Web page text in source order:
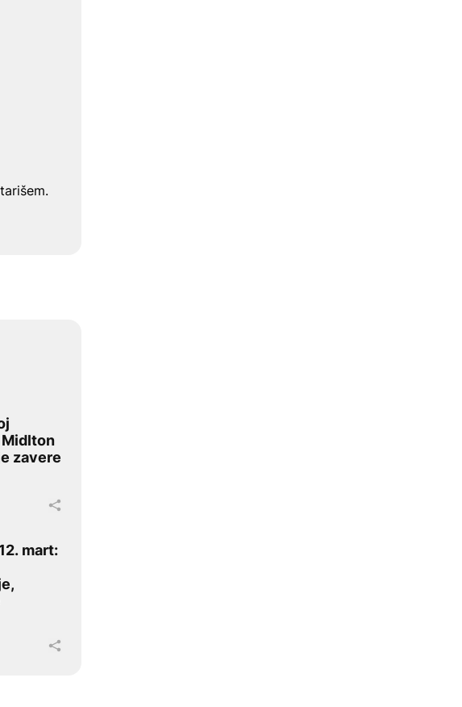
BRUJI Evropa!
Midlton “nestala“ i koje teorije zavere kruže internetom?
Midlton
zavere
Podeli ovaj članak
joj je bio najveća podrška (FOTO)
partnerovo ponašanje, Devicama nedostaje emotivna podrška
mart:
Podeli ovaj članak